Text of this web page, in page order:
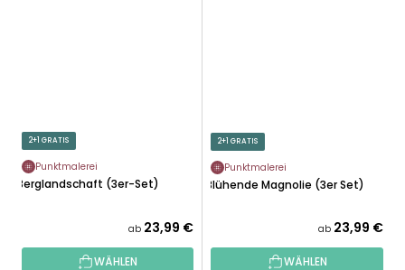
2+1 GRATIS
Punktmalerei
Berglandschaft (3er-Set)
ab 23,99 €
WÄHLEN
2+1 GRATIS
Punktmalerei
Blühende Magnolie (3er Set)
ab 23,99 €
WÄHLEN